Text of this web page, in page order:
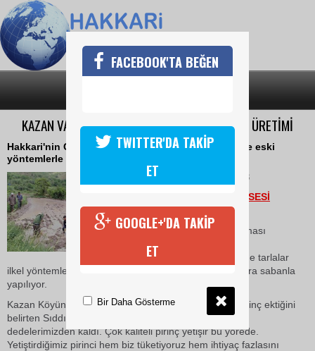
KAZAN VADİSİ'NDE ESKİ YÖNTEMLERLE PİRİNÇ ÜRETİMİ
Hakkari'nin Çukurca İlçesine bağlı Kazan Vadisinde eski
yöntemlerle pirinç üretimi yapılıyor.
25 Mayıs 2017 Perşembe 13:28
HABER: HAKKARİ HALKIN SESİ
GAZETESİ: SERDAR SEVİ
Arazi şartlarının elverişsiz olması
sebebiyle tarım makinelerinin
çalışamadığı Kazan Vadisi'nde tarlalar
ilkel yöntemlerle, büyük baş hayvanların bağlandığı kara sabanla
yapılıyor.
Kazan Köyüne bağlı Yapraklı Mahallesi'nde yıllardır pirinç ektiğini
belirten Sıddık Acar isimli vatandaş: ''Bu gelenek bize
dedelerimizden kaldı. Çok kaliteli pirinç yetişir bu yörede.
Yetiştirdiğimiz pirinci hem biz tüketiyoruz hem ihtiyaç fazlasını
FACEBOOK'TA BEĞEN
TWITTER'DA TAKİP
ET
GOOGLE+'DA TAKİP
ET
Bir Daha Gösterme